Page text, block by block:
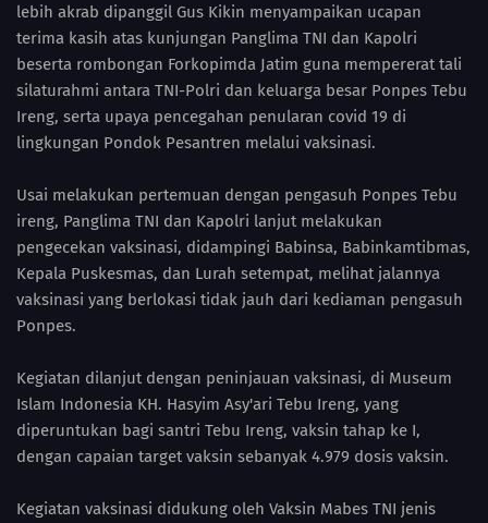
lebih akrab dipanggil Gus Kikin menyampaikan ucapan
terima kasih atas kunjungan Panglima TNI dan Kapolri
beserta rombongan Forkopimda Jatim guna mempererat tali
silaturahmi antara TNI-Polri dan keluarga besar Ponpes Tebu
Ireng, serta upaya pencegahan penularan covid 19 di
lingkungan Pondok Pesantren melalui vaksinasi.
Usai melakukan pertemuan dengan pengasuh Ponpes Tebu
ireng, Panglima TNI dan Kapolri lanjut melakukan
pengecekan vaksinasi, didampingi Babinsa, Babinkamtibmas,
Kepala Puskesmas, dan Lurah setempat, melihat jalannya
vaksinasi yang berlokasi tidak jauh dari kediaman pengasuh
Ponpes.
Kegiatan dilanjut dengan peninjauan vaksinasi, di Museum
Islam Indonesia KH. Hasyim Asy'ari Tebu Ireng, yang
diperuntukan bagi santri Tebu Ireng, vaksin tahap ke I,
dengan capaian target vaksin sebanyak 4.979 dosis vaksin.
Kegiatan vaksinasi didukung oleh Vaksin Mabes TNI jenis